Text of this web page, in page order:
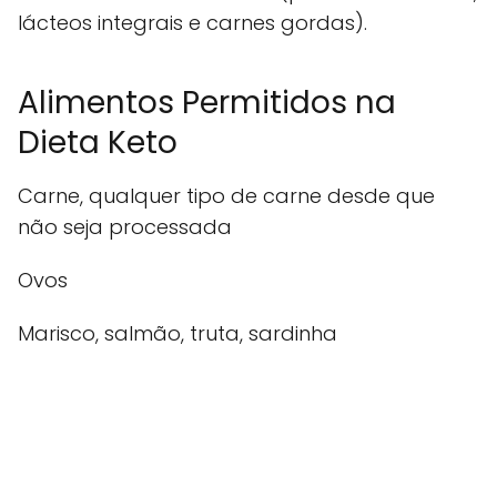
lácteos integrais e carnes gordas).
Alimentos Permitidos na
Dieta Keto
Carne, qualquer tipo de carne desde que
não seja processada
Ovos
Marisco, salmão, truta, sardinha